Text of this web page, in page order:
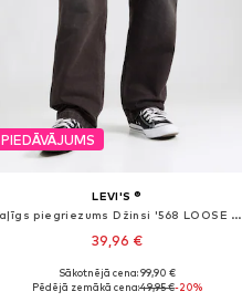
PIEDĀVĀJUMS
LEVI'S ®
Vaļīgs piegriezums Džinsi '568 LOOSE STRT CARPENTER'
39,96 €
Pieejams daudzos izmēros
Sākotnējā cena: 99,90 €
Pēdējā zemākā cena:49,95 €-20%